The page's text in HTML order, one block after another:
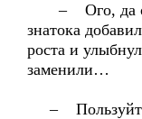
– Ого, да он
знатока
роста и
заменили…
–